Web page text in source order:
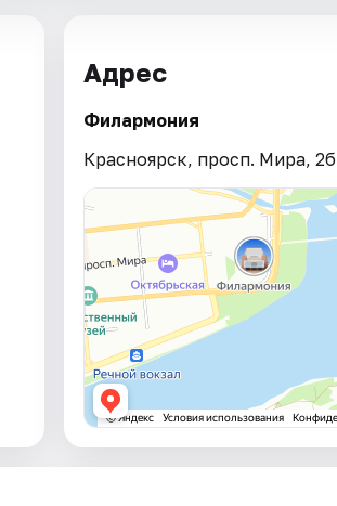
Адрес
Филармония
Красноярск, просп. Мира, 2б